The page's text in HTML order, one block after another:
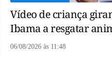
Vídeo de criança
Ibama a resgatar
06/08/2026 às 11:48